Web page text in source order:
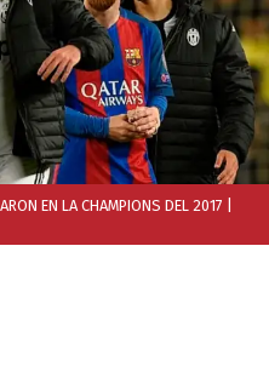
EN LA CHAMPIONS DEL 2017